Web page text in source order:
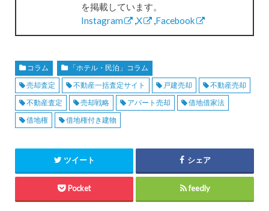
を掲載しています。
Instagram
,X ,Facebook
コラム
「ホテル・民泊」コラム
売却査定
不動産一括査定サイト 戸建売却
不動産売却
不動産査定
売却戦略 アパート売却
借地借家法
借地権
借地権付き建物
ツイート シェア
Pocket feedly